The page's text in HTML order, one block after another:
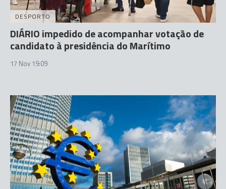
DESPORTO
DIÁRIO impedido de acompanhar votação de
candidato à presidência do Marítimo
17 Nov 19:09